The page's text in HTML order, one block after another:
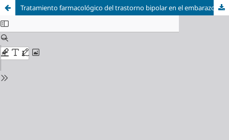
Tratamiento farmacológico del trastorno bipolar en el embarazo